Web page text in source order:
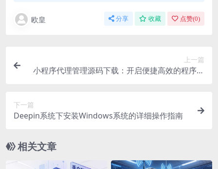
欧皇 分享 收藏 点赞(0)
上一篇
小程序代理管理源码下载：开启便捷高效的程序管
下一篇
Deepin系统下安装Windows系统的详细操作指南
相关文章